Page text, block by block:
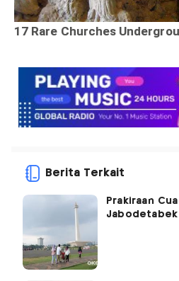
Berita Terkait
Prakiraan
Jabodetabek